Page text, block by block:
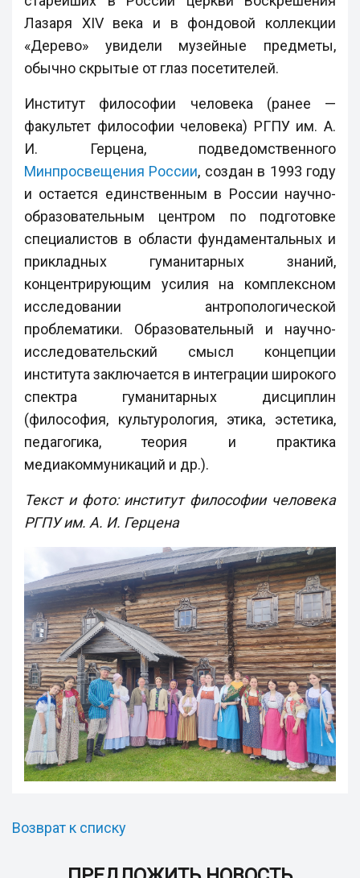
Лазаря XIV века и в фондовой коллекции
«Дерево» увидели музейные предметы,
обычно скрытые от глаз посетителей.
Институт философии человека (ранее —
факультет философии человека) РГПУ им. А.
И. Герцена, подведомственного
Минпросвещения России, создан в 1993 году
и остается единственным в России научно-
образовательным центром по подготовке
специалистов в области фундаментальных и
прикладных гуманитарных знаний,
концентрирующим усилия на комплексном
исследовании антропологической
проблематики. Образовательный и научно-
исследовательский смысл концепции
института заключается в интеграции широкого
спектра гуманитарных дисциплин
(философия, культурология, этика, эстетика,
педагогика, теория и практика
медиакоммуникаций и др.).
Текст и фото: институт философии человека
РГПУ им. А. И. Герцена
Возврат к списку